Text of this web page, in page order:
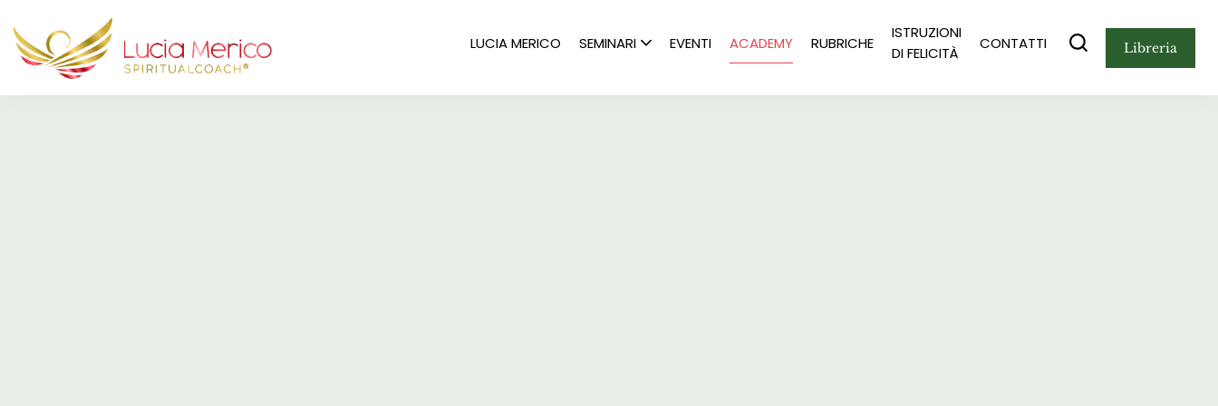
LUCIA MERICO SEMINARI EVENTI ACADEMY RUBRICHE
ISTRUZIONI
DI FELICITÀ
CONTATTI libreria